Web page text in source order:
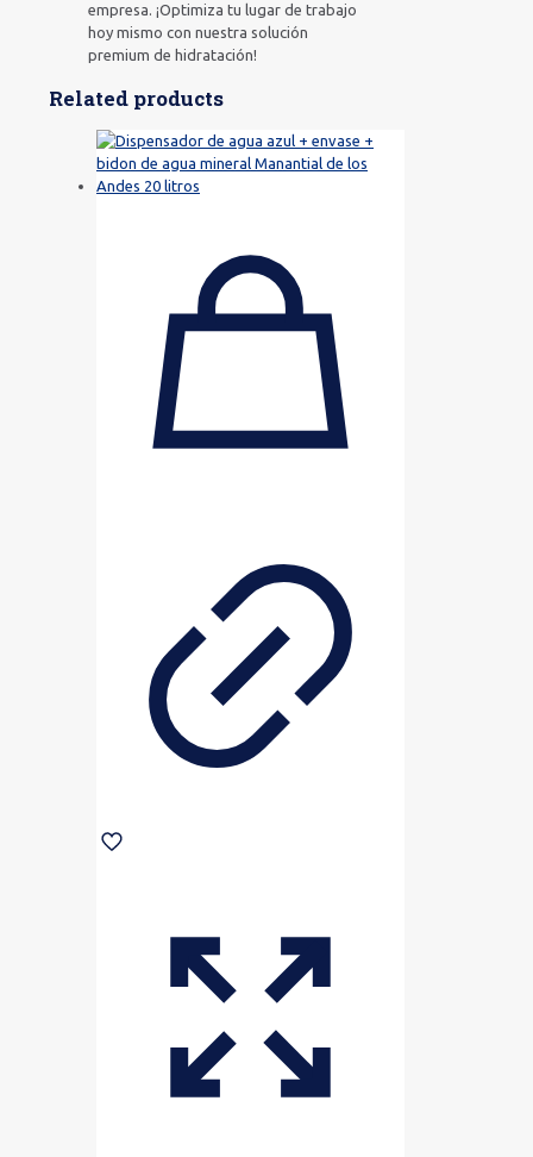
empresa. ¡Optimiza tu lugar de trabajo
hoy mismo con nuestra solución
premium de hidratación!
Related products